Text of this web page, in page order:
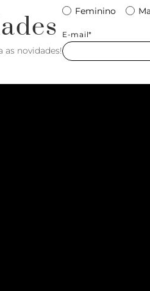
as novidades!
Feminino
E-mail*